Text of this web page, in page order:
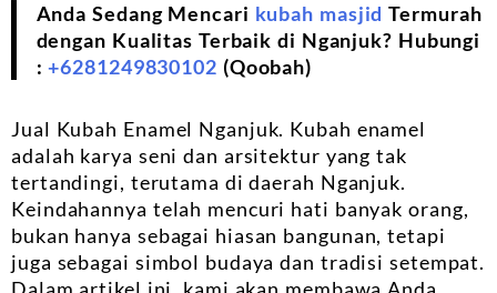
Anda Sedang Mencari kubah masjid Termurah
dengan Kualitas Terbaik di Nganjuk? Hubungi
:+6281249830102 (Qoobah)
Jual Kubah Enamel Nganjuk. Kubah enamel
adalah karya seni dan arsitektur yang tak
tertandingi, terutama di daerah Nganjuk.
Keindahannya telah mencuri hati banyak orang,
bukan hanya sebagai hiasan bangunan, tetapi
juga sebagai simbol budaya dan tradisi setempat.